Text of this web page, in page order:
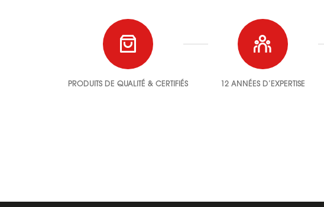
PRODUITS DE QUALITÉ & CERTIFIÉS 12 ANNÉES D’EXPERTISE